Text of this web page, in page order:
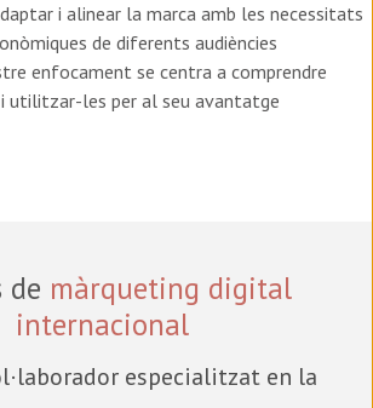
i alinear la marca amb les necessitats
de diferents audiències
enfocament se centra a comprendre
utilitzar-les per al seu avantatge
de màrqueting digital
internacional
especialitzat en la